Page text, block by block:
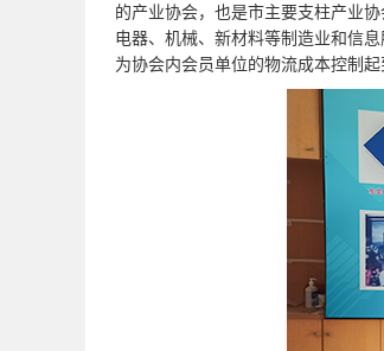
的产业协会，也是市主要支柱产业协
电器、机械、新材料等制造业和信
为协会内会员单位的物流成本控制起